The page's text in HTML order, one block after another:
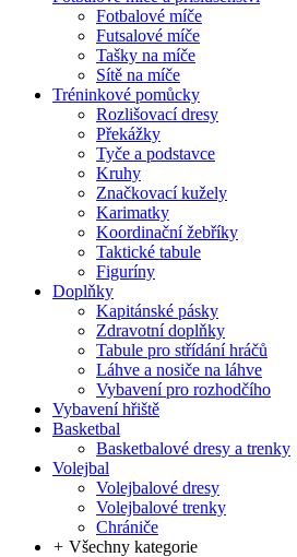
Fotbalové míče
Futsalové míče
Tašky na míče
Sítě na míče
Tréninkové pomůcky
Rozlišovací dresy
Překážky
Tyče a podstavce
Kruhy
Značkovací kužely
Karimatky
Koordinační žebříky
Taktické tabule
Figuríny
Doplňky
Kapitánské pásky
Zdravotní doplňky
Tabule pro střídání hráčů
Láhve a nosiče na láhve
Vybavení pro rozhodčího
Vybavení hřiště
Basketbal
Basketbalové dresy a trenky
Volejbal
Volejbalové dresy
Volejbalové trenky
Chrániče
+ Všechny kategorie